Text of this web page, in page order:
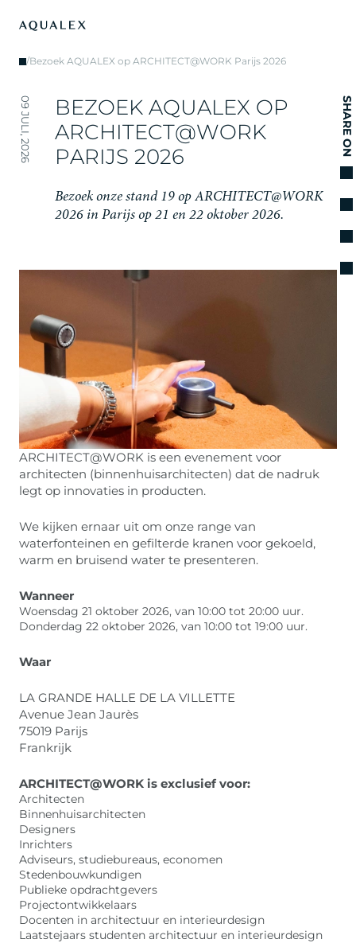
/Bezoek AQUALEX op ARCHITECT@WORK Parijs 2026
09 JULI, 2026 BEZOEK AQUALEX OP
ARCHITECT@WORK
PARIJS 2026
Bezoek onze stand 19 op ARCHITECT@WORK
2026 in Parijs op 21 en 22 oktober 2026.
SHARE ON
ARCHITECT@WORK is een evenement voor
architecten (binnenhuisarchitecten) dat de nadruk
legt op innovaties in producten.
We kijken ernaar uit om onze range van
waterfonteinen en gefilterde kranen voor gekoeld,
warm en bruisend water te presenteren.
Wanneer
Woensdag 21 oktober 2026, van 10:00 tot 20:00 uur.
Donderdag 22 oktober 2026, van 10:00 tot 19:00 uur.
Waar
LA GRANDE HALLE DE LA VILLETTE
Avenue Jean Jaurès
75019 Parijs
Frankrijk
ARCHITECT@WORK is exclusief voor:
Architecten
Binnenhuisarchitecten
Designers
Inrichters
Adviseurs, studiebureaus, economen
Stedenbouwkundigen
Publieke opdrachtgevers
Projectontwikkelaars
Docenten in architectuur en interieurdesign
Laatstejaars studenten architectuur en interieurdesign